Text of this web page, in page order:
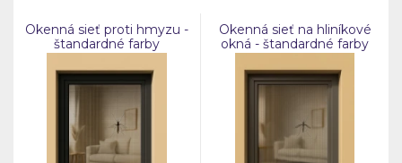
Okenná sieť proti hmyzu -
štandardné farby
Okenná sieť na hliníkové
okná - štandardné farby